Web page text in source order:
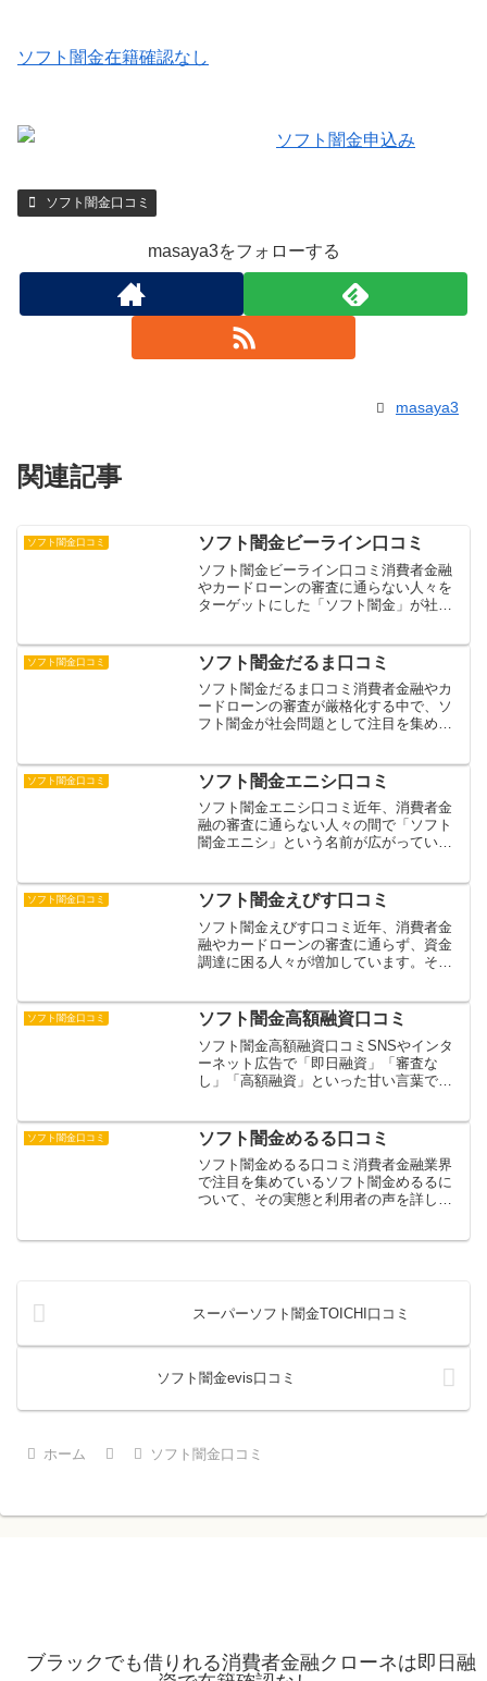
ソフト闇金在籍確認なし
ソフト闇金口コミ
masaya3をフォローする
masaya3
関連記事
ソフト闇金口コミ ソフト闇金ビーライン口コミ
ソフト闇金ビーライン口コミ消費者金融
やカードローンの審査に通らない人々を
ターゲットにした「ソフト闇金」が社会
で頻繁に目にする業者の一つです。一
見、正規の貸金業者のよう...
ソフト闇金口コミ ソフト闇金だるま口コミ
ソフト闇金だるま口コミ消費者金融やカ
ードローンの審査が厳格化する中で、ソ
フト闇金が社会問題として注目を集めて
な高金利での貸付を行う業者として知ら
れています。借入の際の手...
ソフト闇金口コミ ソフト闇金エニシ口コミ
ソフト闇金エニシ口コミ近年、消費者金
融の審査に通らない人々の間で「ソフト
闇金エニシ」という名前が広がっていま
利での貸付を行う悪質な金融業者です。
借入を検討している方々の...
ソフト闇金口コミ ソフト闇金えびす口コミ
ソフト闇金えびす口コミ近年、消費者金
融やカードローンの審査に通らず、資金
調達に困る人々が増加しています。そん
融機関とは異なり、緩やかな審査で即日
融資を謳う同社ですが、そ...
ソフト闇金口コミ ソフト闇金高額融資口コミ
ソフト闇金高額融資口コミSNSやインタ
ーネット広告で「即日融資」「審査な
し」「高額融資」といった甘い言葉で誘
フト闇金被害の相談件数は前年比30%増
加し、被害総額も1...
ソフト闇金口コミ ソフト闇金めるる口コミ
ソフト闇金めるる口コミ消費者金融業界
で注目を集めているソフト闇金めるるに
ついて、その実態と利用者の声を詳しく
スーパーソフト闇金TOICHI口コミ
ソフト闇金evis口コミ
ホーム ソフト闇金口コミ
ブラックでも借りれる消費者金融クローネは即日融